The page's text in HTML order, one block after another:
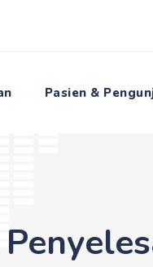
Pasien &